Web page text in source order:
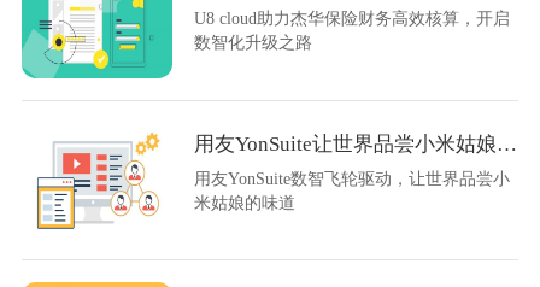
U8 cloud助力杰华保险财务高效核算，开启
数智化升级之路
用友YonSuite让世界品尝小米姑娘的味道
用友YonSuite数智飞轮驱动，让世界品尝小
米姑娘的味道